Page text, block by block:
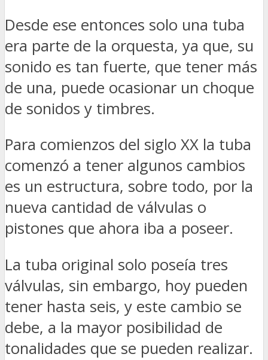
Desde ese entonces solo una tuba
era parte de la orquesta, ya que, su
sonido es tan fuerte, que tener más
de una, puede ocasionar un choque
de sonidos y timbres.
Para comienzos del siglo XX la tuba
comenzó a tener algunos cambios
es un estructura, sobre todo, por la
nueva cantidad de válvulas o
pistones que ahora iba a poseer.
La tuba original solo poseía tres
válvulas, sin embargo, hoy pueden
tener hasta seis, y este cambio se
debe, a la mayor posibilidad de
tonalidades que se pueden realizar.